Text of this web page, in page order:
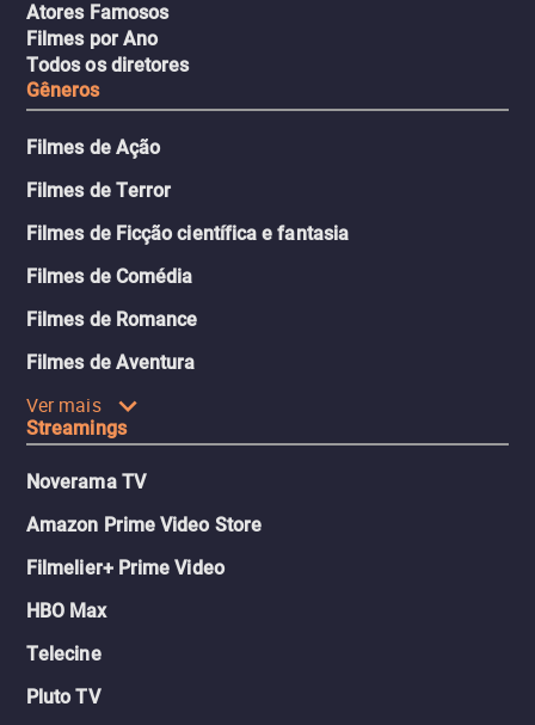
Atores Famosos
Filmes por Ano
Todos os diretores
Gêneros
Filmes de Ação
Filmes de Terror
Filmes de Ficção científica e fantasia
Filmes de Comédia
Filmes de Romance
Filmes de Aventura
Ver mais
Streamings
Noverama TV
Amazon Prime Video Store
Filmelier+ Prime Video
HBO Max
Telecine
Pluto TV